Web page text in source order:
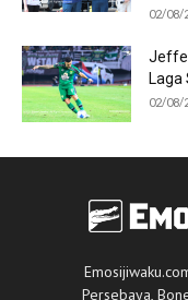
02/08/
Laga
02/08/
Persebaya,